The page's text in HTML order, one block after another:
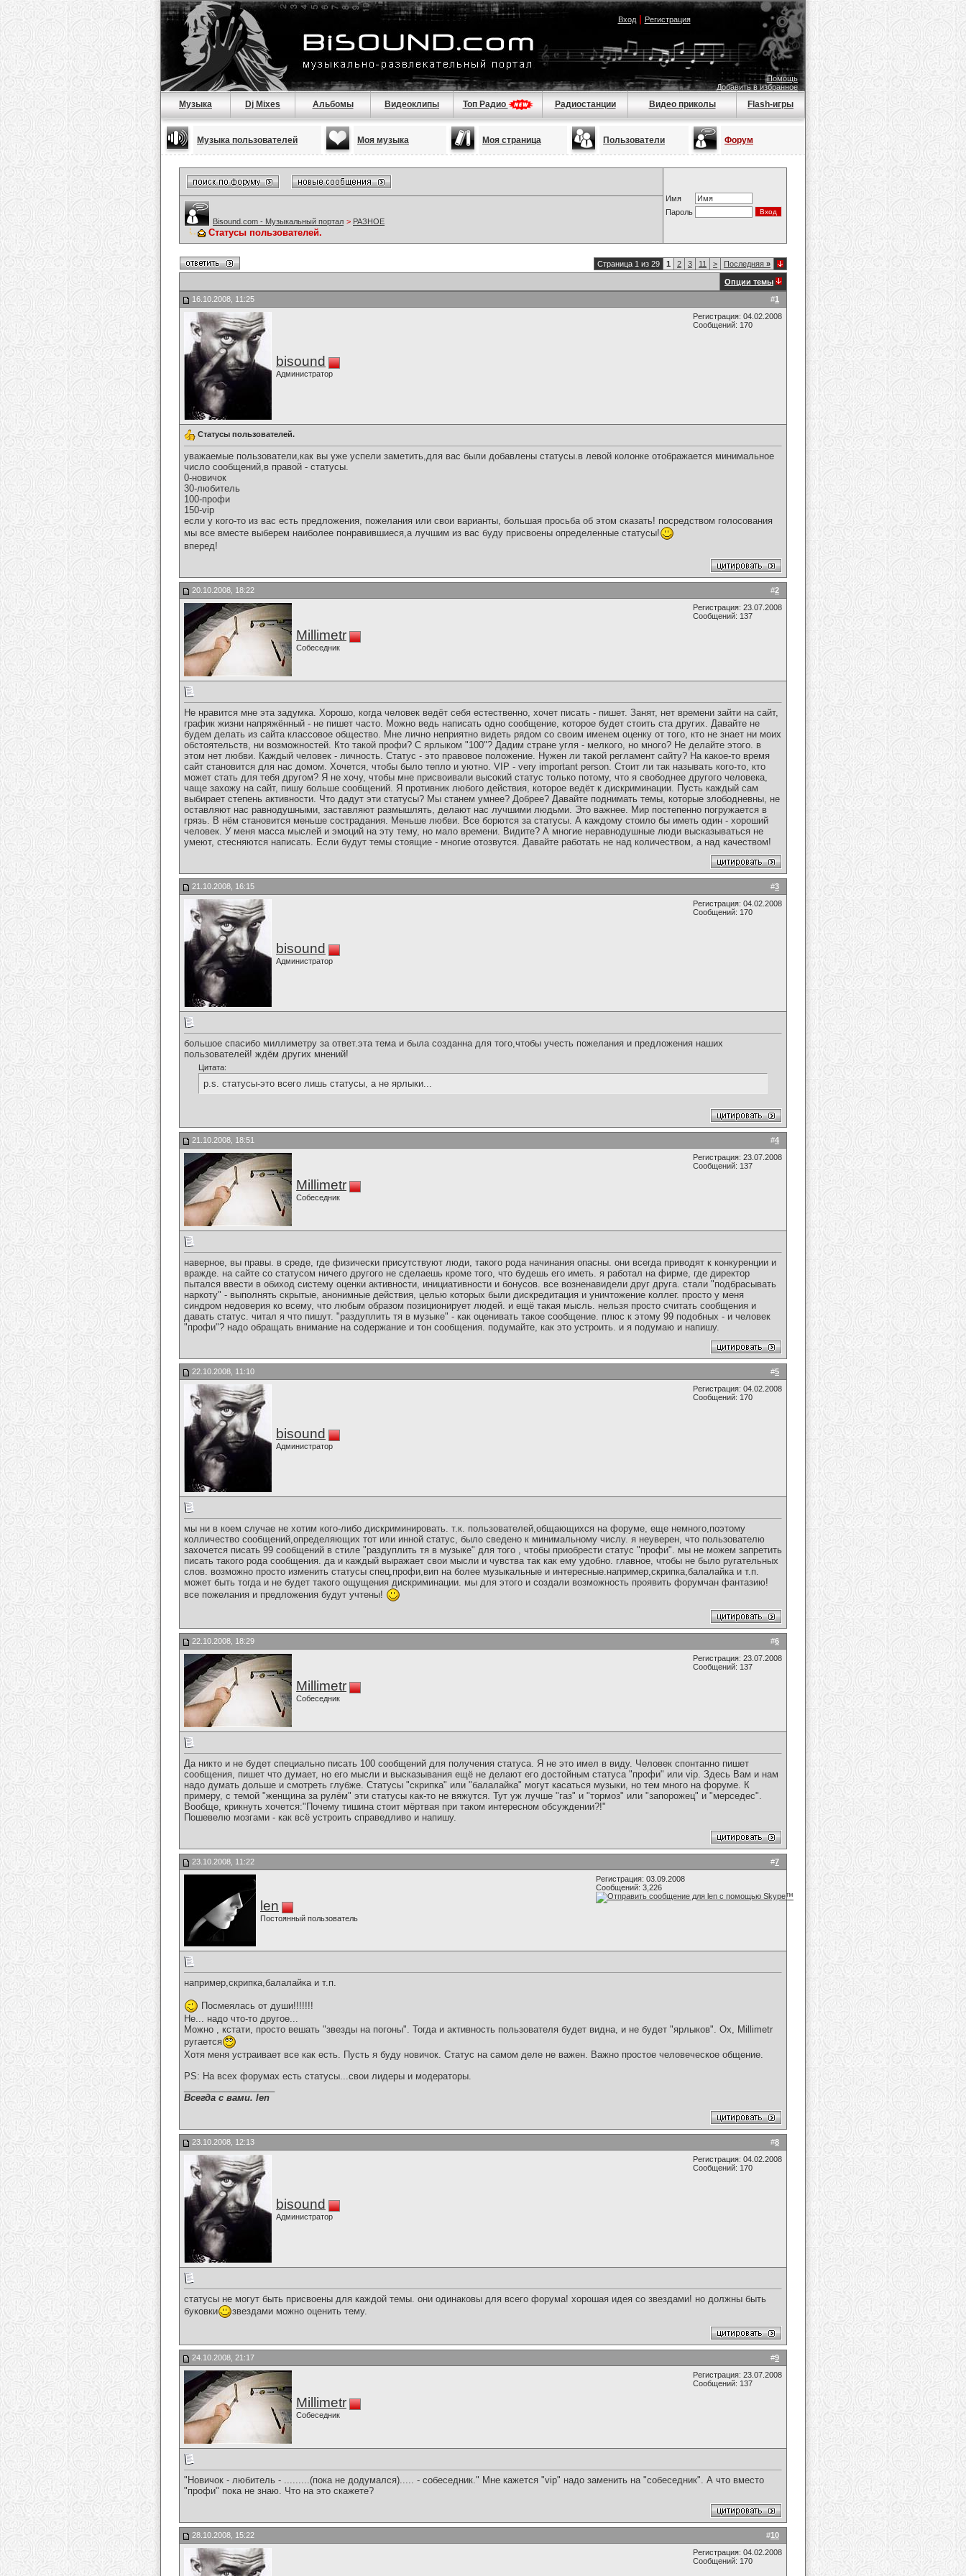
Вход| Регистрация
Помощь
Добавить в избранное
Музыка Dj Mixes Альбомы Видеоклипы Топ Радио Радиостанции Видео приколы Flash-игры
Музыка пользователей Моя музыка Моя страница Пользователи Форум
Имя
Пароль
Bisound.com - Музыкальный портал > РАЗНОЕ
Статусы пользователей.
Страница 1 из 29 1 2 3 11 > Последняя »
Опции темы
#1
16.10.2008, 11:25
bisound
Администратор
Регистрация: 04.02.2008
Сообщений: 170
Статусы пользователей.
уважаемые пользователи,как вы уже успели заметить,для вас были добавлены статусы.в левой колонке отображается минимальное
число сообщений,в правой - статусы.
0-новичок
30-любитель
100-профи
150-vip
если у кого-то из вас есть предложения, пожелания или свои варианты, большая просьба об этом сказать! посредством голосования
мы все вместе выберем наиболее понравившиеся,а лучшим из вас буду присвоены определенные статусы!
вперед!
#2
20.10.2008, 18:22
Millimetr
Собеседник
Регистрация: 23.07.2008
Сообщений: 137
Не нравится мне эта задумка. Хорошо, когда человек ведёт себя естественно, хочет писать - пишет. Занят, нет времени зайти на сайт,
график жизни напряжённый - не пишет часто. Можно ведь написать одно сообщение, которое будет стоить ста других. Давайте не
будем делать из сайта классовое общество. Мне лично неприятно видеть рядом со своим именем оценку от того, кто не знает ни моих
обстоятельств, ни возможностей. Кто такой профи? С ярлыком "100"? Дадим стране угля - мелкого, но много? Не делайте этого. в
этом нет любви. Каждый человек - личность. Статус - это правовое положение. Нужен ли такой регламент сайту? На какое-то время
сайт становится для нас домом. Хочется, чтобы было тепло и уютно. VIP - very important person. Стоит ли так называть кого-то, кто
может стать для тебя другом? Я не хочу, чтобы мне присвоивали высокий статус только потому, что я свободнее другого человека,
чаще захожу на сайт, пишу больше сообщений. Я противник любого действия, которое ведёт к дискриминации. Пусть каждый сам
выбирает степень активности. Что дадут эти статусы? Мы станем умнее? Добрее? Давайте поднимать темы, которые злободневны, не
оставляют нас равнодушными, заставляют размышлять, делают нас лучшими людьми. Это важнее. Мир постепенно погружается в
грязь. В нём становится меньше сострадания. Меньше любви. Все борются за статусы. А каждому стоило бы иметь один - хороший
человек. У меня масса мыслей и эмоций на эту тему, но мало времени. Видите? А многие неравнодушные люди высказываться не
умеют, стесняются написать. Если будут темы стоящие - многие отозвутся. Давайте работать не над количеством, а над качеством!
#3
21.10.2008, 16:15
bisound
Администратор
Регистрация: 04.02.2008
Сообщений: 170
большое спасибо миллиметру за ответ.эта тема и была созданна для того,чтобы учесть пожелания и предложения наших
пользователей! ждём других мнений!
Цитата:
p.s. статусы-это всего лишь статусы, а не ярлыки...
#4
21.10.2008, 18:51
Millimetr
Собеседник
Регистрация: 23.07.2008
Сообщений: 137
наверное, вы правы. в среде, где физически присутствуют люди, такого рода начинания опасны. они всегда приводят к конкуренции и
вражде. на сайте со статусом ничего другого не сделаешь кроме того, что будешь его иметь. я работал на фирме, где директор
пытался ввести в обиход систему оценки активности, инициативности и бонусов. все возненавидели друг друга. стали "подбрасывать
наркоту" - выполнять скрытые, анонимные действия, целью которых были дискредитация и уничтожение коллег. просто у меня
синдром недоверия ко всему, что любым образом позиционирует людей. и ещё такая мысль. нельзя просто считать сообщения и
давать статус. читал я что пишут. "раздуплить тя в музыке" - как оценивать такое сообщение. плюс к этому 99 подобных - и человек
"профи"? надо обращать внимание на содержание и тон сообщения. подумайте, как это устроить. и я подумаю и напишу.
#5
22.10.2008, 11:10
bisound
Администратор
Регистрация: 04.02.2008
Сообщений: 170
мы ни в коем случае не хотим кого-либо дискриминировать. т.к. пользователей,общающихся на форуме, еще немного,поэтому
колличество сообщений,определяющих тот или инной статус, было сведено к минимальному числу. я неуверен, что пользователю
захочется писать 99 сообщений в стиле "раздуплить тя в музыке" для того , чтобы приобрести статус "профи". мы не можем запретить
писать такого рода сообщения. да и каждый выражает свои мысли и чувства так как ему удобно. главное, чтобы не было ругательных
слов. возможно просто изменить статусы спец,профи,вип на более музыкальные и интересные.например,скрипка,балалайка и т.п.
может быть тогда и не будет такого ощущения дискриминации. мы для этого и создали возможность проявить форумчан фантазию!
все пожелания и предложения будут учтены!
#6
22.10.2008, 18:29
Millimetr
Собеседник
Регистрация: 23.07.2008
Сообщений: 137
Да никто и не будет специально писать 100 сообщений для получения статуса. Я не это имел в виду. Человек спонтанно пишет
сообщения, пишет что думает, но его мысли и высказывания ещё не делают его достойным статуса "профи" или vip. Здесь Вам и нам
надо думать дольше и смотреть глубже. Статусы "скрипка" или "балалайка" могут касаться музыки, но тем много на форуме. К
примеру, с темой "женщина за рулём" эти статусы как-то не вяжутся. Тут уж лучше "газ" и "тормоз" или "запорожец" и "мерседес".
Вообще, крикнуть хочется:"Почему тишина стоит мёртвая при таком интересном обсуждении?!"
Пошевелю мозгами - как всё устроить справедливо и напишу.
#7
23.10.2008, 11:22
len
Постоянный пользователь
Регистрация: 03.09.2008
Сообщений: 3,226
например,скрипка,балалайка и т.п.
Посмеялась от души!!!!!!!
Не... надо что-то другое...
Можно , кстати, просто вешать "звезды на погоны". Тогда и активность пользователя будет видна, и не будет "ярлыков". Ох, Millimetr
ругается
Хотя меня устраивает все как есть. Пусть я буду новичок. Статус на самом деле не важен. Важно простое человеческое общение.
PS: На всех форумах есть статусы...свои лидеры и модераторы.
Всегда с вами. len
#8
23.10.2008, 12:13
bisound
Администратор
Регистрация: 04.02.2008
Сообщений: 170
статусы не могут быть присвоены для каждой темы. они одинаковы для всего форума! хорошая идея со звездами! но должны быть
буковки
звездами можно оценить тему.
#9
24.10.2008, 21:17
Millimetr
Собеседник
Регистрация: 23.07.2008
Сообщений: 137
"Новичок - любитель - .........(пока не додумался)..... - собеседник." Мне кажется "vip" надо заменить на "собеседник". А что вместо
"профи" пока не знаю. Что на это скажете?
#10
28.10.2008, 15:22
Регистрация: 04.02.2008
Сообщений: 170